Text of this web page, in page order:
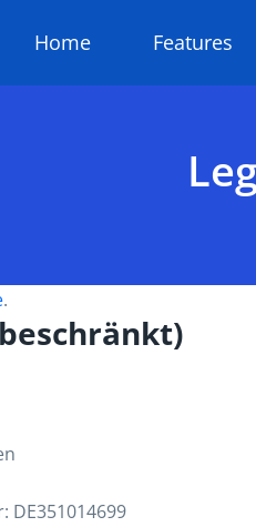
Home Features
.